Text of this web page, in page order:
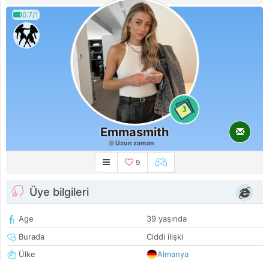
0.7/1
3
Emmasmith
Uzun zaman
9
Üye bilgileri
Age
39 yaşında
Burada
Ciddi ilişki
Ülke
Almanya